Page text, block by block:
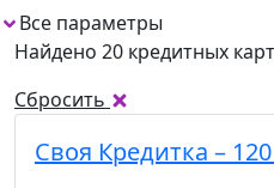
Все параметры
Найдено 20 кредитных карт
Сбросить
Своя Кредитка –